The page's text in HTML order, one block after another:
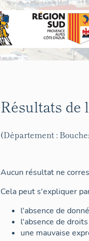
Résultats de
(Département :
Aucun résultat ne
Cela peut s'expliquer
l'absence de
l'absence de
une mauvaise